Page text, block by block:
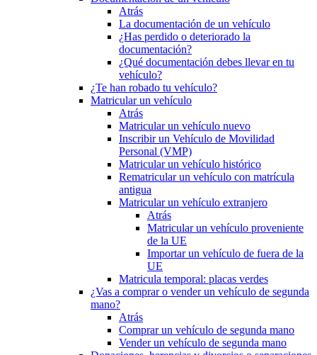
Atrás
La documentación de un vehículo
¿Has perdido o deteriorado la
documentación?
¿Qué documentación debes llevar en tu
vehículo?
¿Te han robado tu vehículo?
Matricular un vehículo
Atrás
Matricular un vehículo nuevo
Inscribir un Vehículo de Movilidad
Personal (VMP)
Matricular un vehículo histórico
Rematricular un vehículo con matrícula
antigua
Matricular un vehículo extranjero
Atrás
Matricular un vehículo proveniente
de la UE
Importar un vehículo de fuera de la
UE
Matricula temporal: placas verdes
¿Vas a comprar o vender un vehículo de segunda
mano?
Atrás
Comprar un vehículo de segunda mano
Vender un vehículo de segunda mano